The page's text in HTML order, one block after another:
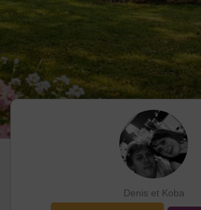
Denis et Koba